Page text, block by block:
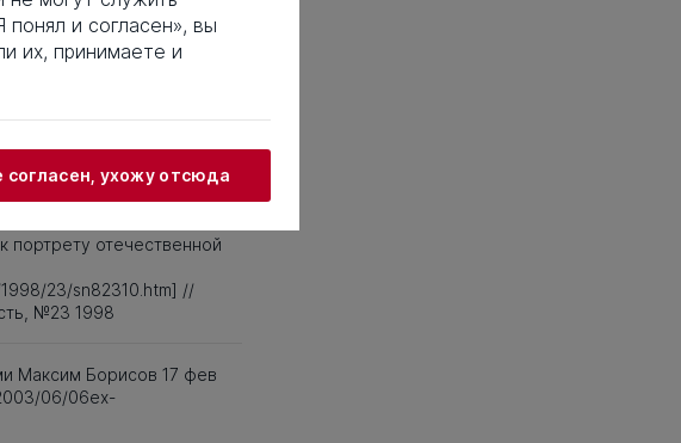
Список
Рисунки - не
Управление развитием
2005)
портрету отечественной
23/sn82310.htm] //
№23 1998
Максим Борисов 17 фев
06/06ex-
и согласен», вы
их, принимаете и
согласен, ухожу отсюда